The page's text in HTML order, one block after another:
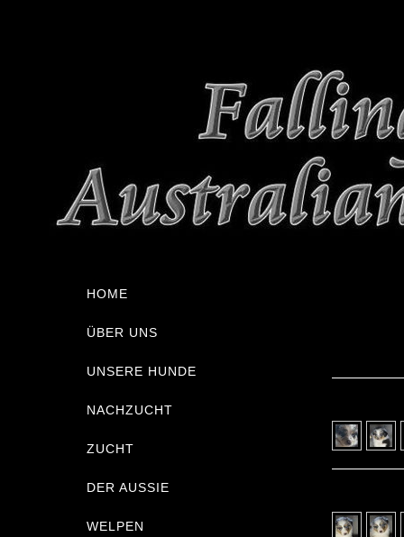
HOME
ÜBER UNS
UNSERE HUNDE
NACHZUCHT
ZUCHT
DER AUSSIE
WELPEN